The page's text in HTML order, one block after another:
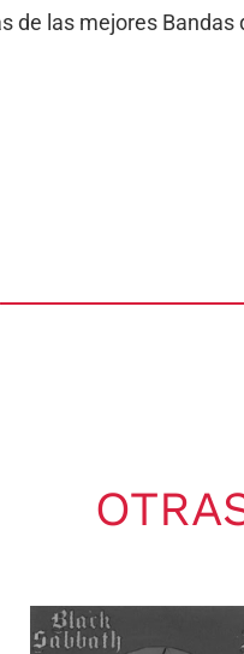
de las mejores